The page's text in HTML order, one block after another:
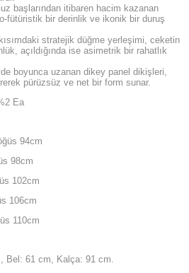
başlarından itibaren hacim kazanan
fütüristik bir derinlik ve ikonik bir duruş
stratejik düğme yerleşimi, ceketin
açıldığında ise asimetrik bir rahatlık
boyunca uzanan dikey panel dikişleri,
pürüzsüz ve net bir form sunar.
Ea
94cm
98cm
102cm
106cm
110cm
Bel: 61 cm, Kalça: 91 cm.